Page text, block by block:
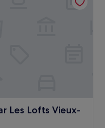
Les Lofts Vieux-
Vieux-Québec